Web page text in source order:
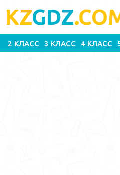
KZGDZ
2 КЛАСС 3 КЛАСС 4 КЛАСС